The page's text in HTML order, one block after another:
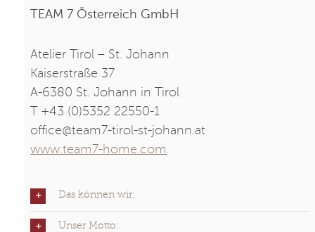
TEAM 7 Österreich GmbH
Atelier Tirol – St. Johann
Kaiserstraße 37
A-6380 St. Johann in Tirol
T +43 (0)5352 22550-1
office@team7-tirol-st-johann.at
www.team7-home.com
Das können wir:
Unser Motto: